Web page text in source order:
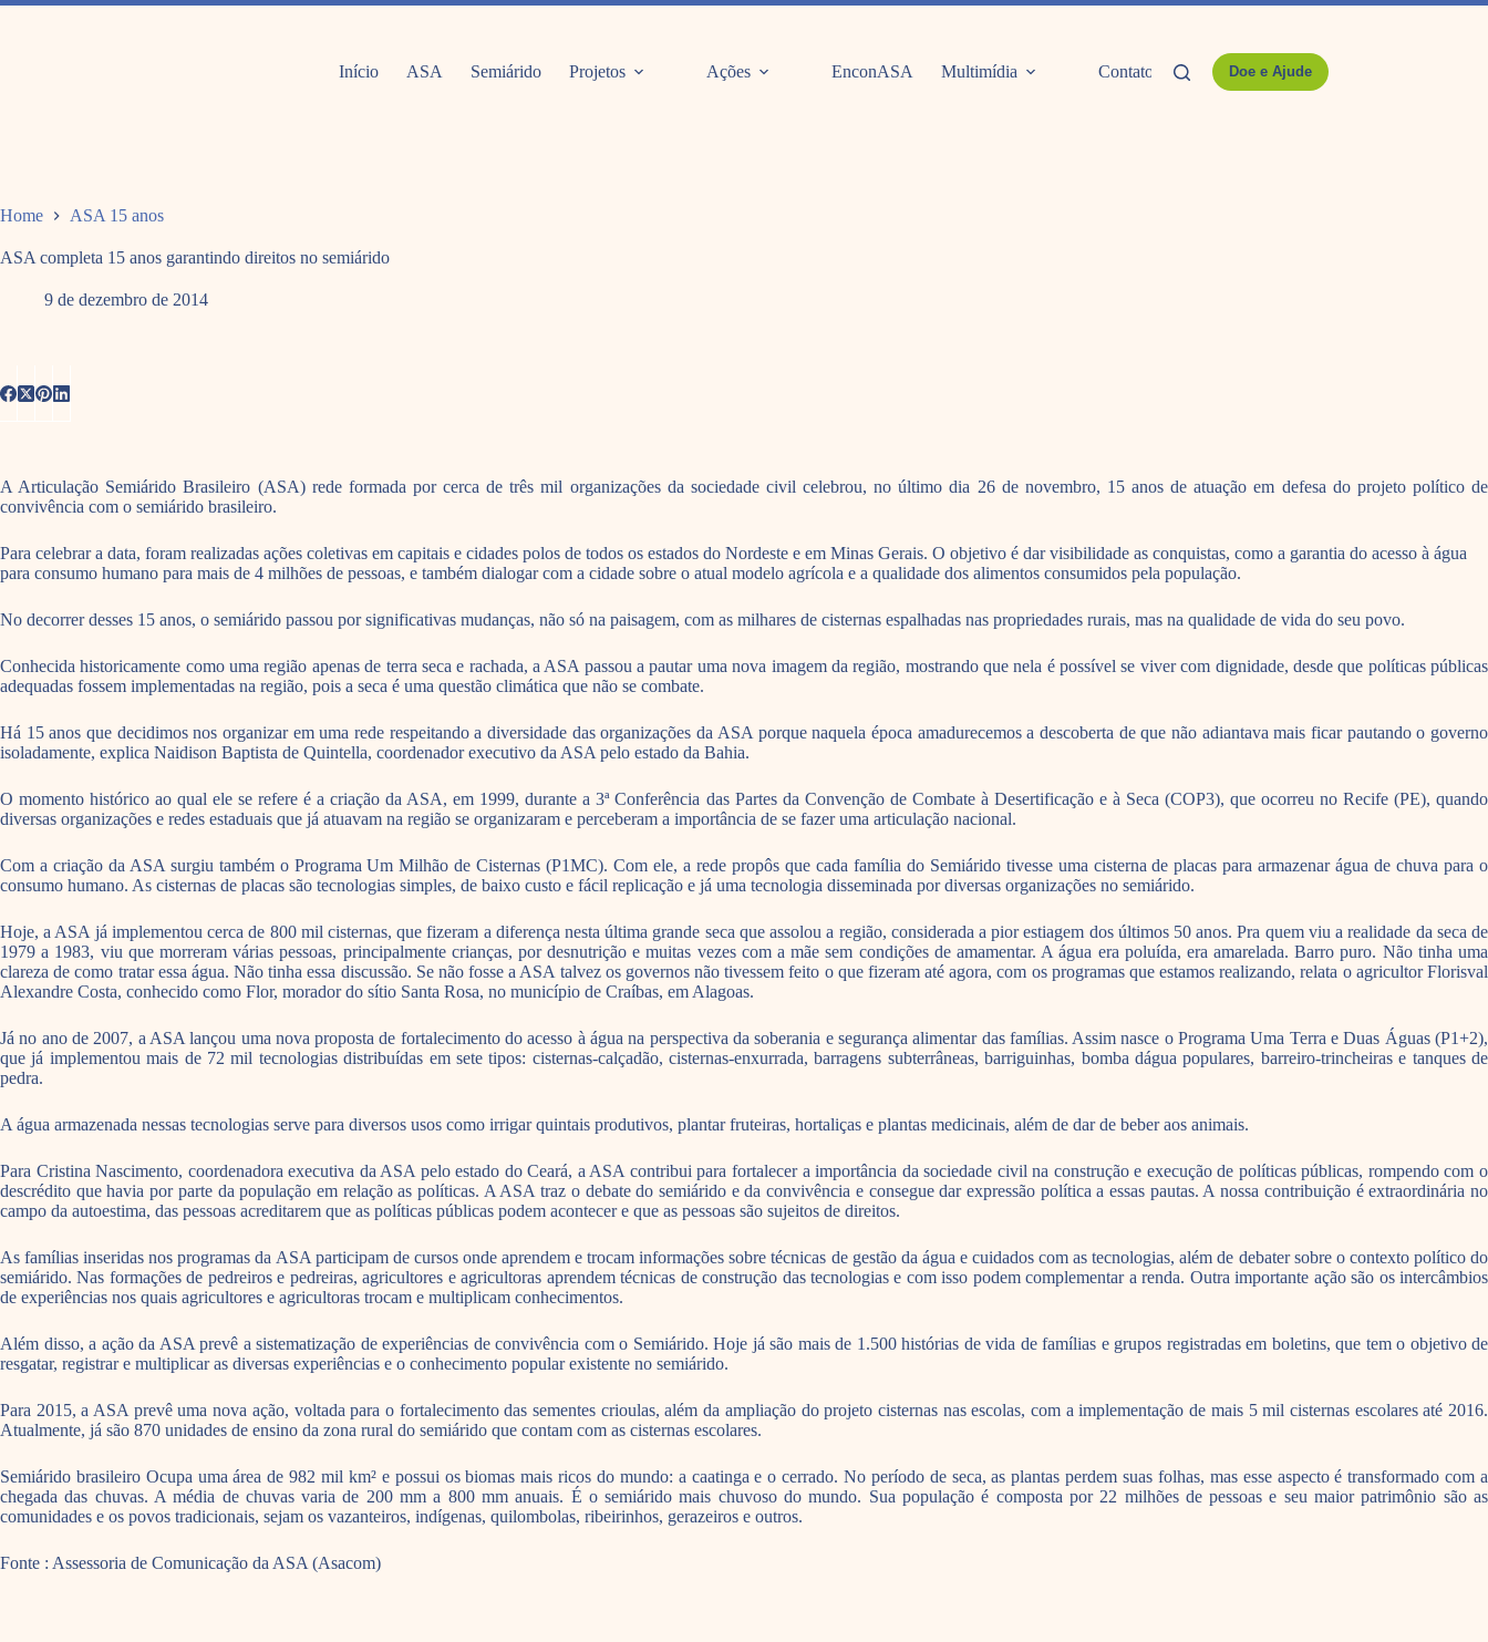
Pular
Início ASA Semiárido Projetos Ações EnconASA Multimídia Contato Doe e Ajude
Home ASA 15 anos
ASA completa 15 anos garantindo direitos no semiárido
9 de dezembro de 2014
A Articulação Semiárido Brasileiro (ASA) rede formada por cerca de três mil organizações da sociedade civil celebrou, no último dia 26 de novembro, 15 anos de atuação em defesa do projeto político de
convivência com o semiárido brasileiro.
Para celebrar a data, foram realizadas ações coletivas em capitais e cidades polos de todos os estados do Nordeste e em Minas Gerais. O objetivo é dar visibilidade as conquistas, como a garantia do acesso à água
para consumo humano para mais de 4 milhões de pessoas, e também dialogar com a cidade sobre o atual modelo agrícola e a qualidade dos alimentos consumidos pela população.
No decorrer desses 15 anos, o semiárido passou por significativas mudanças, não só na paisagem, com as milhares de cisternas espalhadas nas propriedades rurais, mas na qualidade de vida do seu povo.
Conhecida historicamente como uma região apenas de terra seca e rachada, a ASA passou a pautar uma nova imagem da região, mostrando que nela é possível se viver com dignidade, desde que políticas públicas
adequadas fossem implementadas na região, pois a seca é uma questão climática que não se combate.
Há 15 anos que decidimos nos organizar em uma rede respeitando a diversidade das organizações da ASA porque naquela época amadurecemos a descoberta de que não adiantava mais ficar pautando o governo
isoladamente, explica Naidison Baptista de Quintella, coordenador executivo da ASA pelo estado da Bahia.
O momento histórico ao qual ele se refere é a criação da ASA, em 1999, durante a 3ª Conferência das Partes da Convenção de Combate à Desertificação e à Seca (COP3), que ocorreu no Recife (PE), quando
diversas organizações e redes estaduais que já atuavam na região se organizaram e perceberam a importância de se fazer uma articulação nacional.
Com a criação da ASA surgiu também o Programa Um Milhão de Cisternas (P1MC). Com ele, a rede propôs que cada família do Semiárido tivesse uma cisterna de placas para armazenar água de chuva para o
consumo humano. As cisternas de placas são tecnologias simples, de baixo custo e fácil replicação e já uma tecnologia disseminada por diversas organizações no semiárido.
Hoje, a ASA já implementou cerca de 800 mil cisternas, que fizeram a diferença nesta última grande seca que assolou a região, considerada a pior estiagem dos últimos 50 anos. Pra quem viu a realidade da seca de
1979 a 1983, viu que morreram várias pessoas, principalmente crianças, por desnutrição e muitas vezes com a mãe sem condições de amamentar. A água era poluída, era amarelada. Barro puro. Não tinha uma
clareza de como tratar essa água. Não tinha essa discussão. Se não fosse a ASA talvez os governos não tivessem feito o que fizeram até agora, com os programas que estamos realizando, relata o agricultor Florisval
Alexandre Costa, conhecido como Flor, morador do sítio Santa Rosa, no município de Craíbas, em Alagoas.
Já no ano de 2007, a ASA lançou uma nova proposta de fortalecimento do acesso à água na perspectiva da soberania e segurança alimentar das famílias. Assim nasce o Programa Uma Terra e Duas Águas (P1+2),
que já implementou mais de 72 mil tecnologias distribuídas em sete tipos: cisternas-calçadão, cisternas-enxurrada, barragens subterrâneas, barriguinhas, bomba dágua populares, barreiro-trincheiras e tanques de
pedra.
A água armazenada nessas tecnologias serve para diversos usos como irrigar quintais produtivos, plantar fruteiras, hortaliças e plantas medicinais, além de dar de beber aos animais.
Para Cristina Nascimento, coordenadora executiva da ASA pelo estado do Ceará, a ASA contribui para fortalecer a importância da sociedade civil na construção e execução de políticas públicas, rompendo com o
descrédito que havia por parte da população em relação as políticas. A ASA traz o debate do semiárido e da convivência e consegue dar expressão política a essas pautas. A nossa contribuição é extraordinária no
campo da autoestima, das pessoas acreditarem que as políticas públicas podem acontecer e que as pessoas são sujeitos de direitos.
As famílias inseridas nos programas da ASA participam de cursos onde aprendem e trocam informações sobre técnicas de gestão da água e cuidados com as tecnologias, além de debater sobre o contexto político do
semiárido. Nas formações de pedreiros e pedreiras, agricultores e agricultoras aprendem técnicas de construção das tecnologias e com isso podem complementar a renda. Outra importante ação são os intercâmbios
de experiências nos quais agricultores e agricultoras trocam e multiplicam conhecimentos.
Além disso, a ação da ASA prevê a sistematização de experiências de convivência com o Semiárido. Hoje já são mais de 1.500 histórias de vida de famílias e grupos registradas em boletins, que tem o objetivo de
resgatar, registrar e multiplicar as diversas experiências e o conhecimento popular existente no semiárido.
Para 2015, a ASA prevê uma nova ação, voltada para o fortalecimento das sementes crioulas, além da ampliação do projeto cisternas nas escolas, com a implementação de mais 5 mil cisternas escolares até 2016.
Atualmente, já são 870 unidades de ensino da zona rural do semiárido que contam com as cisternas escolares.
Semiárido brasileiro Ocupa uma área de 982 mil km² e possui os biomas mais ricos do mundo: a caatinga e o cerrado. No período de seca, as plantas perdem suas folhas, mas esse aspecto é transformado com a
chegada das chuvas. A média de chuvas varia de 200 mm a 800 mm anuais. É o semiárido mais chuvoso do mundo. Sua população é composta por 22 milhões de pessoas e seu maior patrimônio são as
comunidades e os povos tradicionais, sejam os vazanteiros, indígenas, quilombolas, ribeirinhos, gerazeiros e outros.
Fonte : Assessoria de Comunicação da ASA (Asacom)